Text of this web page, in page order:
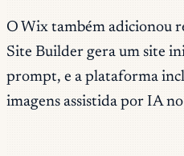
O Wix também adicionou
Site Builder gera um site
prompt, e a plataforma
imagens assistida por IA